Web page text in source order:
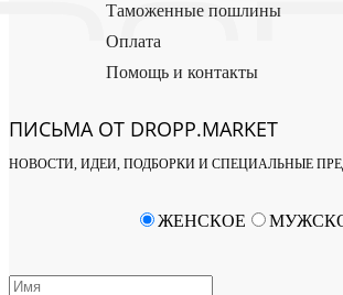
Таможенные пошлины
Оплата
Помощь и контакты
ПИСЬМА ОТ DROPP.MARKET
НОВОСТИ, ИДЕИ, ПОДБОРКИ И СПЕЦИАЛЬНЫЕ
ЖЕНСКОЕ